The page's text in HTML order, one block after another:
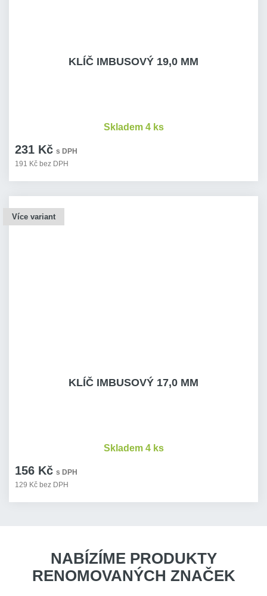
KLÍČ IMBUSOVÝ 19,0 MM
231 Kč s DPH
191 Kč bez DPH
Skladem 4 ks
Více variant
KLÍČ IMBUSOVÝ 17,0 MM
156 Kč s DPH
129 Kč bez DPH
Skladem 4 ks
NABÍZÍME PRODUKTY
RENOMOVANÝCH ZNAČEK